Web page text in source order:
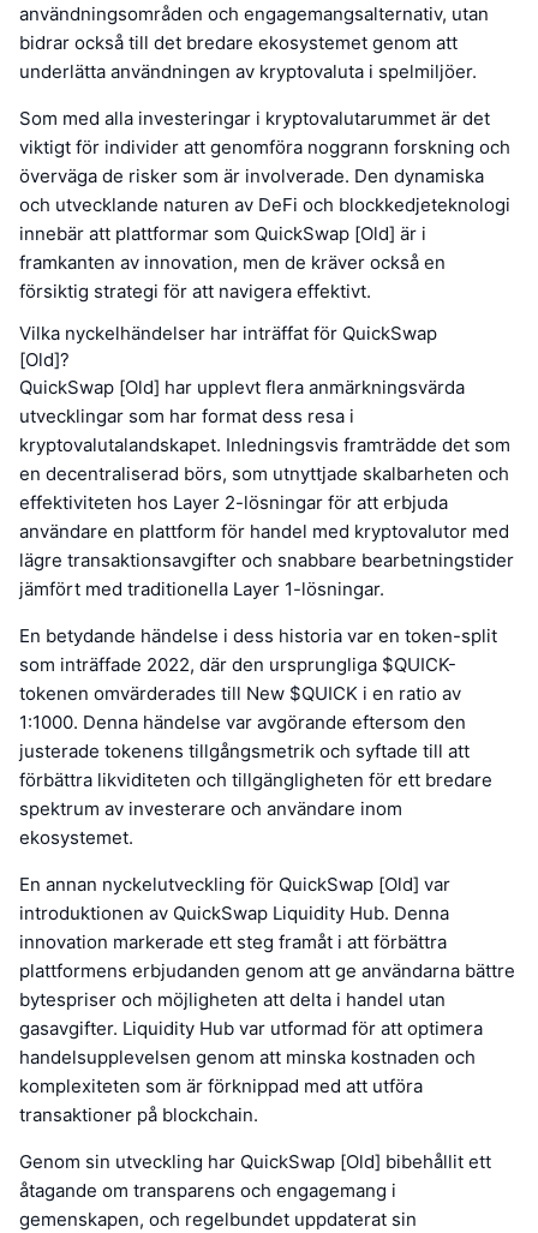
användningsområden och engagemangsalternativ, utan
bidrar också till det bredare ekosystemet genom att
underlätta användningen av kryptovaluta i spelmiljöer.
Som med alla investeringar i kryptovalutarummet är det
viktigt för individer att genomföra noggrann forskning och
överväga de risker som är involverade. Den dynamiska
och utvecklande naturen av DeFi och blockkedjeteknologi
innebär att plattformar som QuickSwap [Old] är i
framkanten av innovation, men de kräver också en
försiktig strategi för att navigera effektivt.
Vilka nyckelhändelser har inträffat för QuickSwap
[Old]?
QuickSwap [Old] har upplevt flera anmärkningsvärda
utvecklingar som har format dess resa i
kryptovalutalandskapet. Inledningsvis framträdde det som
en decentraliserad börs, som utnyttjade skalbarheten och
effektiviteten hos Layer 2-lösningar för att erbjuda
användare en plattform för handel med kryptovalutor med
lägre transaktionsavgifter och snabbare bearbetningstider
jämfört med traditionella Layer 1-lösningar.
En betydande händelse i dess historia var en token-split
som inträffade 2022, där den ursprungliga $QUICK-
tokenen omvärderades till New $QUICK i en ratio av
1:1000. Denna händelse var avgörande eftersom den
justerade tokenens tillgångsmetrik och syftade till att
förbättra likviditeten och tillgängligheten för ett bredare
spektrum av investerare och användare inom
ekosystemet.
En annan nyckelutveckling för QuickSwap [Old] var
introduktionen av QuickSwap Liquidity Hub. Denna
innovation markerade ett steg framåt i att förbättra
plattformens erbjudanden genom att ge användarna bättre
bytespriser och möjligheten att delta i handel utan
gasavgifter. Liquidity Hub var utformad för att optimera
handelsupplevelsen genom att minska kostnaden och
komplexiteten som är förknippad med att utföra
transaktioner på blockchain.
Genom sin utveckling har QuickSwap [Old] bibehållit ett
åtagande om transparens och engagemang i
gemenskapen, och regelbundet uppdaterat sin